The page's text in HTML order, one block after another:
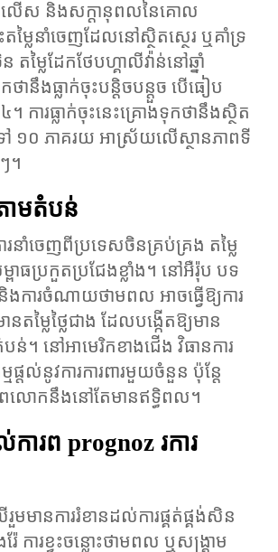
បលើស និងសក្ដានុពលនៃគោល
លៃនាំចេញដែលនៅស្ថិតស្ថេរ ឬគាំទ្រ
តម្លៃដែកថែបហ្គាលីវ៉ាន់នៅឆ្នាំ
ានឹងធ្លាក់ចុះបន្តិចបន្តួច បើធៀប
ការធ្លាក់ចុះនេះគ្រោងទុកថានឹងស្ថិត
ៅ ១០ ភាគរយ អាស្រ័យលើស្ថានភាពទី
។
ាមតំបន់
នាំចេញពីប្រទេសចិនគ្រប់គ្រង តម្លៃ
ាធប្រកួតប្រជែងខ្លាំង។ នៅអឺរ៉ុប បទ
និង​ការចំណាយ​ថាមពល អាចធ្វើឱ្យ​ការ
តម្លៃ​ថ្លៃ​ជាង ដែល​បង្កើត​ឱ្យ​មាន​
បន់។ នៅអាមេរិក​ខាងជើង វិធានការ​
ម​ផ្តល់​នូវ​ការការពារ​មួយ​ចំនួន ប៉ុន្តែ​
ភពលោក​នឹងនៅតែ​មាន​ឥទ្ធិពល។
រព prognoz រការ
មានការរំខានដល់ការផ្គត់ផ្គង់សិន
ែ ការខ្វះចន្លោះថាមពល ឬសង្គ្រាម